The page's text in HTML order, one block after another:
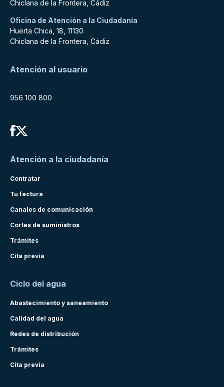
Chiclana de la Frontera, Cádiz
Oficina de Atención a la Ciudadanía
Huerta Chica, 18, 11130
Chiclana de la Frontera, Cádiz
Atención al usuario
956 100 800
Atención a la ciudadanía
Contratar
Tu factura
Canales de comunicación
Cortes de suministros
Trámites
Cita previa
Ciclo del agua
Abastecimiento y saneamiento
Calidad del agua
Redes de distribución
Trámites
Cita previa